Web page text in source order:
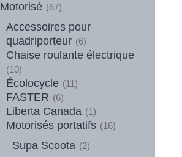
Motorisé (67)
Accessoires pour
quadriporteur (6)
Chaise roulante électrique
(10)
Écolocycle (11)
FASTER (6)
Liberta Canada (1)
Motorisés portatifs (16)
Supa Scoota (2)